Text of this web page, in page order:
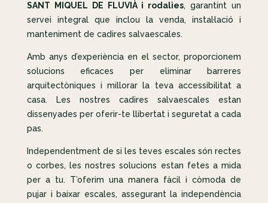
SANT MIQUEL DE FLUVIÀ i rodalies, garantint un
servei integral que inclou la venda, instal·lació i
manteniment de cadires salvaescales.
Amb anys d’experiència en el sector, proporcionem
solucions eficaces per eliminar barreres
arquitectòniques i millorar la teva accessibilitat a
casa. Les nostres cadires salvaescales estan
dissenyades per oferir-te llibertat i seguretat a cada
pas.
Independentment de si les teves escales són rectes
o corbes, les nostres solucions estan fetes a mida
per a tu. T’oferim una manera fàcil i còmoda de
pujar i baixar escales, assegurant la independència